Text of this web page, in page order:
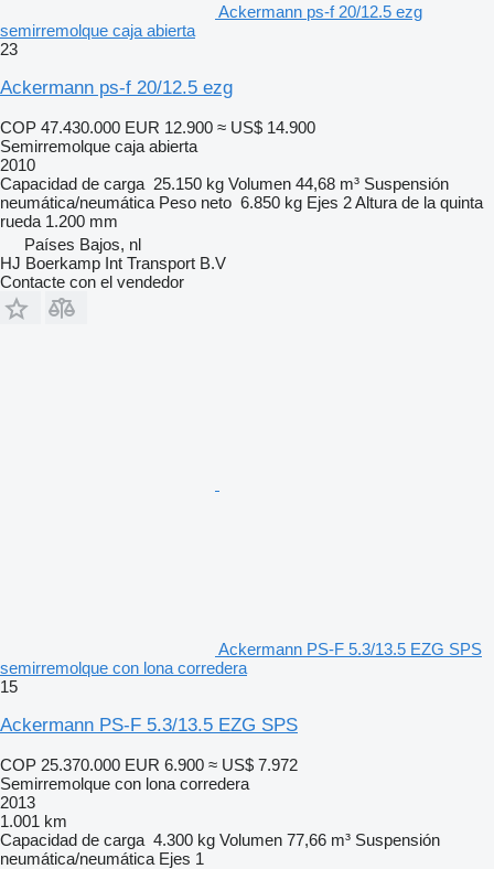
Ackermann ps-f 20/12.5 ezg
semirremolque caja abierta
23
Ackermann ps-f 20/12.5 ezg
COP 47.430.000 EUR 12.900 ≈ US$ 14.900
Semirremolque caja abierta
2010
Capacidad de carga 25.150 kg Volumen 44,68 m³ Suspensión
neumática/neumática Peso neto 6.850 kg Ejes 2Altura de la quinta
rueda 1.200 mm
Países Bajos, nl
HJ Boerkamp Int Transport B.V
Contacte con el vendedor
Ackermann PS-F 5.3/13.5 EZG SPS
semirremolque con lona corredera
15
Ackermann PS-F 5.3/13.5 EZG SPS
COP 25.370.000 EUR 6.900 ≈ US$ 7.972
Semirremolque con lona corredera
2013
1.001 km
Capacidad de carga 4.300 kg Volumen 77,66 m³ Suspensión
neumática/neumática Ejes 1